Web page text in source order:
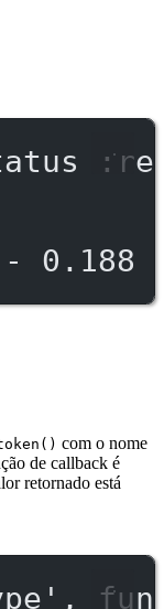
0.188
com o nome
de callback é
retornado está
,